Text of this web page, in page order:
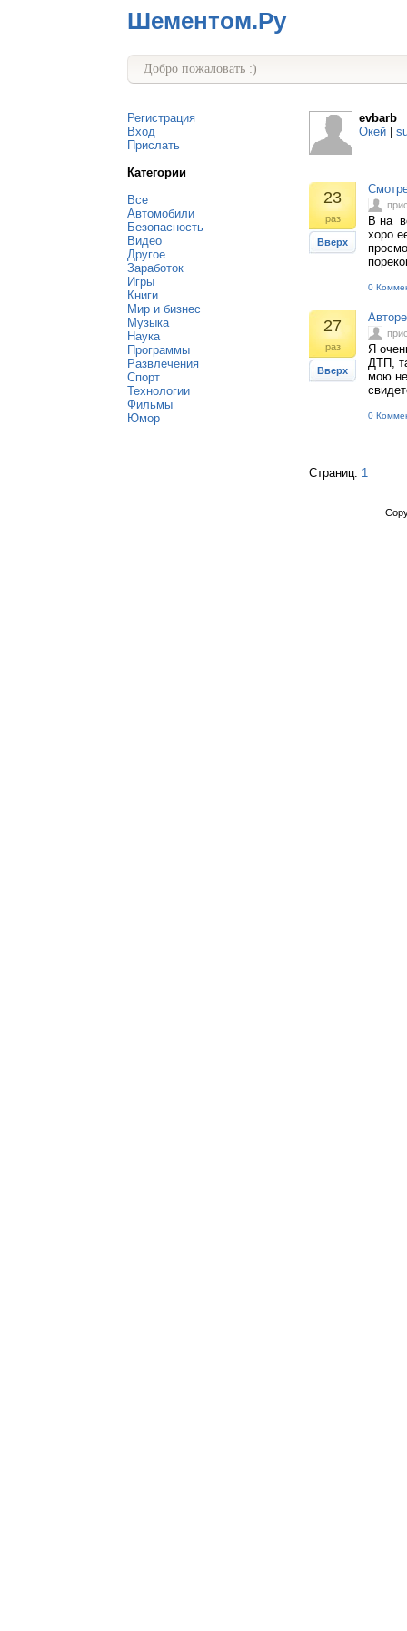
Шементом.Ру
Добро пожаловать :)
Регистрация
Вход
Прислать
Категории
Все
Автомобили
Безопасность
Видео
Другое
Заработок
Игры
Книги
Мир и бизнес
Музыка
Наука
Программы
Развлечения
Спорт
Технологии
Фильмы
Юмор
evbarb
Окей
23
раз
Вверх
В на
хоро
0
27
раз
Вверх
Я
ДТП,
мою
0
Страниц: 1